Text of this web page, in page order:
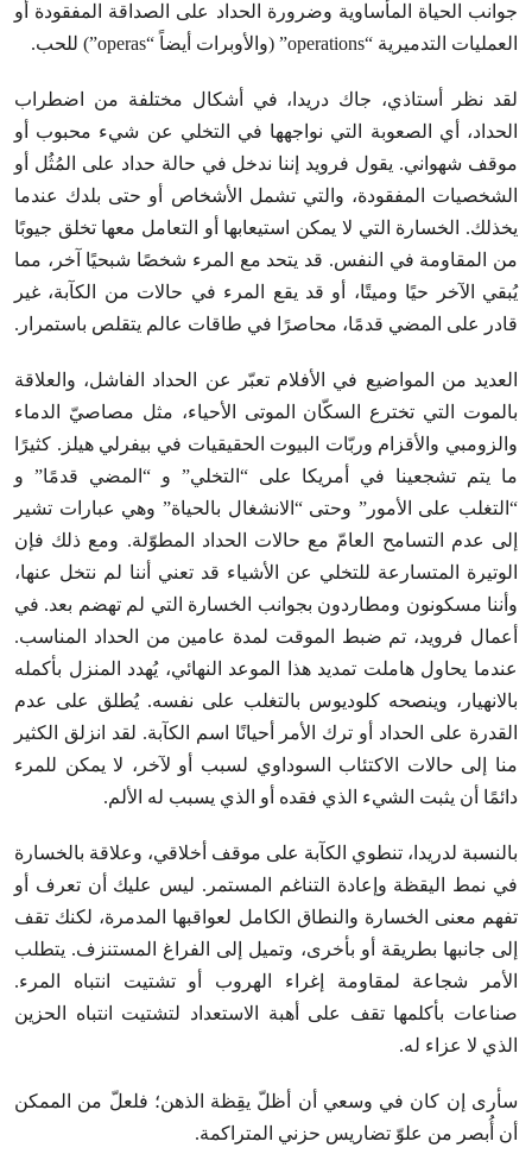
جوانب الحياة المأساوية وضرورة الحداد على الصداقة المفقودة أو
العمليات التدميرية “operations” (والأوبرات أيضاً “operas”) للحب.
لقد نظر أستاذي، جاك دريدا، في أشكال مختلفة من اضطراب
الحداد، أي الصعوبة التي نواجهها في التخلي عن شيء محبوب أو
موقف شهواني. يقول فرويد إننا ندخل في حالة حداد على المُثُل أو
الشخصيات المفقودة، والتي تشمل الأشخاص أو حتى بلدك عندما
يخذلك. الخسارة التي لا يمكن استيعابها أو التعامل معها تخلق جيوبًا
من المقاومة في النفس. قد يتحد مع المرء شخصًا شبحيًا آخر، مما
يُبقي الآخر حيًا وميتًا، أو قد يقع المرء في حالات من الكآبة، غير
قادر على المضي قدمًا، محاصرًا في طاقات عالم يتقلص باستمرار.
العديد من المواضيع في الأفلام تعبّر عن الحداد الفاشل، والعلاقة
بالموت التي تخترع السكّان الموتى الأحياء، مثل مصاصيّ الدماء
والزومبي والأقزام وربّات البيوت الحقيقيات في بيفرلي هيلز. كثيرًا
ما يتم تشجعينا في أمريكا على “التخلي” و “المضي قدمًا” و
“التغلب على الأمور” وحتى “الانشغال بالحياة” وهي عبارات تشير
إلى عدم التسامح العامّ مع حالات الحداد المطوّلة. ومع ذلك فإن
الوتيرة المتسارعة للتخلي عن الأشياء قد تعني أننا لم نتخل عنها،
وأننا مسكونون ومطاردون بجوانب الخسارة التي لم تهضم بعد. في
أعمال فرويد، تم ضبط الموقت لمدة عامين من الحداد المناسب.
عندما يحاول هاملت تمديد هذا الموعد النهائي، يُهدد المنزل بأكمله
بالانهيار، وينصحه كلوديوس بالتغلب على نفسه. يُطلق على عدم
القدرة على الحداد أو ترك الأمر أحيانًا اسم الكآبة. لقد انزلق الكثير
منا إلى حالات الاكتئاب السوداوي لسبب أو لآخر، لا يمكن للمرء
دائمًا أن يثبت الشيء الذي فقده أو الذي يسبب له الألم.
بالنسبة لدريدا، تنطوي الكآبة على موقف أخلاقي، وعلاقة بالخسارة
في نمط اليقظة وإعادة التناغم المستمر. ليس عليك أن تعرف أو
تفهم معنى الخسارة والنطاق الكامل لعواقبها المدمرة، لكنك تقف
إلى جانبها بطريقة أو بأخرى، وتميل إلى الفراغ المستنزف. يتطلب
الأمر شجاعة لمقاومة إغراء الهروب أو تشتيت انتباه المرء.
صناعات بأكلمها تقف على أهبة الاستعداد لتشتيت انتباه الحزين
الذي لا عزاء له.
سأرى إن كان في وسعي أن أظلّ يقِظة الذهن؛ فلعلّ من الممكن
أن أُبصر من علوّ تضاريس حزني المتراكمة.